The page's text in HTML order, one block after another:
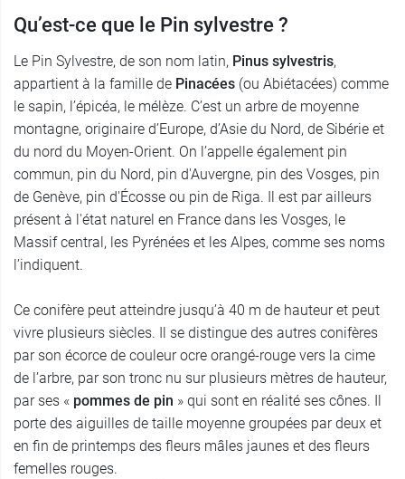
Qu’est-ce que le Pin sylvestre ?
Le Pin Sylvestre, de son nom latin, Pinus sylvestris,
appartient à la famille de Pinacées (ou Abiétacées) comme
le sapin, l’épicéa, le mélèze. C’est un arbre de moyenne
montagne, originaire d’Europe, d’Asie du Nord, de Sibérie et
du nord du Moyen-Orient. On l’appelle également pin
commun, pin du Nord, pin d'Auvergne, pin des Vosges, pin
de Genève, pin d'Écosse ou pin de Riga. Il est par ailleurs
présent à l'état naturel en France dans les Vosges, le
Massif central, les Pyrénées et les Alpes, comme ses noms
l’indiquent.
Ce conifère peut atteindre jusqu’à 40 m de hauteur et peut
vivre plusieurs siècles. Il se distingue des autres conifères
par son écorce de couleur ocre orangé-rouge vers la cime
de l’arbre, par son tronc nu sur plusieurs mètres de hauteur,
par ses « pommes de pin » qui sont en réalité ses cônes. Il
porte des aiguilles de taille moyenne groupées par deux et
en fin de printemps des fleurs mâles jaunes et des fleurs
femelles rouges.